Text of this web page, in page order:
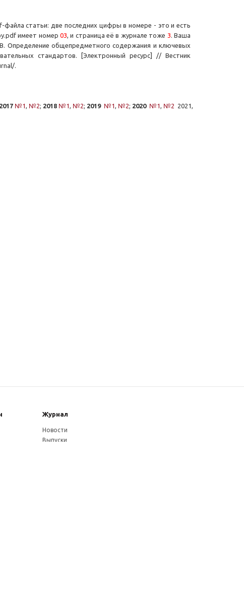
файла статьи: две последних цифры в номере - это и есть
имеет номер 03, и страница её в журнале тоже 3. Ваша
Определение общепредметного содержания и ключевых
стандартов. [Электронный ресурс] // Вестник
.
2017 №1, №2; 2018 №1, №2; 2019 №1, №2; 2020 №1, №2 2021,
Журнал
Новости
Выпуски